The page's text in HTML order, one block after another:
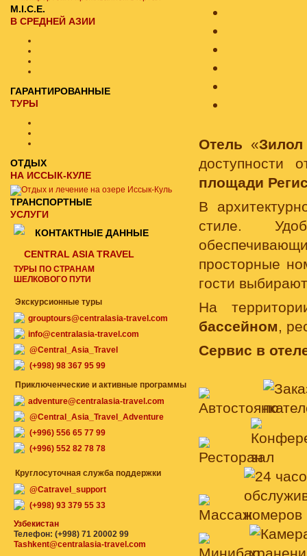
Отель «
доступности
площади
В
стиле.
просторные
гости
На
бассейном,
Сервис в
M.I.C.E.
В СРЕДНЕЙ АЗИИ
ГАРАНТИРОВАННЫЕ
ТУРЫ
ОТДЫХ
НА ИССЫК-КУЛЕ
ТРАНСПОРТНЫЕ
УСЛУГИ
КОНТАКТНЫЕ ДАННЫЕ
CENTRAL ASIA TRAVEL
ТУРЫ ПО СТРАНАМ
ШЕЛКОВОГО ПУТИ
Экскурсионные туры
grouptours@centralasia-travel.com
info@centralasia-travel.com
@Central_Asia_Travel
(+998) 98 367 95 99
Приключенческие и активные программы
adventure@centralasia-travel.com
@Central_Asia_Travel_Adventure
(+996) 556 65 77 99
(+996) 552 82 78 78
Круглосуточная служба поддержки
@Catravel_support
(+998) 93 379 55 33
Узбекистан
Телефон: (+998) 71 20002 99
Tashkent@centralasia-travel.com